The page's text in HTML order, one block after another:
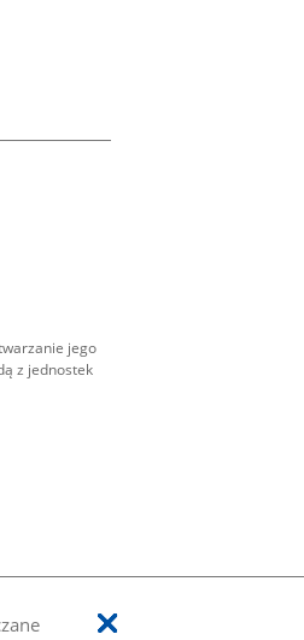
jego
z jednostek